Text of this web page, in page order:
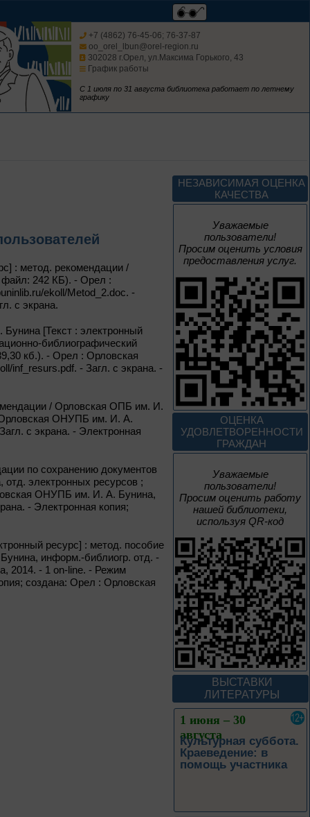
+7 (4862) 76-45-06; 76-37-87
oo_orel_lbun@orel-region.ru
302028 г.Орел, ул.Максима Горького, 43
График работы
С 1 июля по 31 августа библиотека работает по летнему
графику
: метод. рекомендации /
242 КБ). - Орел :
ekoll/Metod_2.doc. -
с экрана.
[Текст : электронный
библиографический
кб.). - Орел : Орловская
inf_resurs.pdf. - Загл. с экрана. -
/ Орловская ОПБ им. И.
ОНУПБ им. И. А.
с экрана. - Электронная
по сохранению документов
электронных ресурсов ;
ОНУПБ им. И. А. Бунина,
- Электронная копия;
ресурс] : метод. пособие
информ.-библиогр. отд. -
2014. - 1 on-line. - Режим
создана: Орел : Орловская
НЕЗАВИСИМАЯ ОЦЕНКА
КАЧЕСТВА
Уважаемые
пользователи!
Просим оценить условия
предоставления услуг.
ОЦЕНКА
УДОВЛЕТВОРЕННОСТИ
ГРАЖДАН
Уважаемые
пользователи!
Просим оценить работу
нашей библиотеки,
используя QR-код
ВЫСТАВКИ
ЛИТЕРАТУРЫ
Мастера кисти:
До конца года
Творец и муза
Цикл выставок литературы
4 – 14 августа
В борьбе против
нацизма мы были
вместе
Великая Победа народов
многонациональной страны
3 – 17 августа
Век Аполлинария
К 170-летию со дня рождения
А. М. Васнецова
2 июня – 20
августа
Человек и природа
10 – 24 августа
Мгновения
95 лет со дня рождения
композитора Микаэла
Леоновича Таривердиева
1 июня – 30
августа
Культурная суббота.
Краеведение: в
помощь участника